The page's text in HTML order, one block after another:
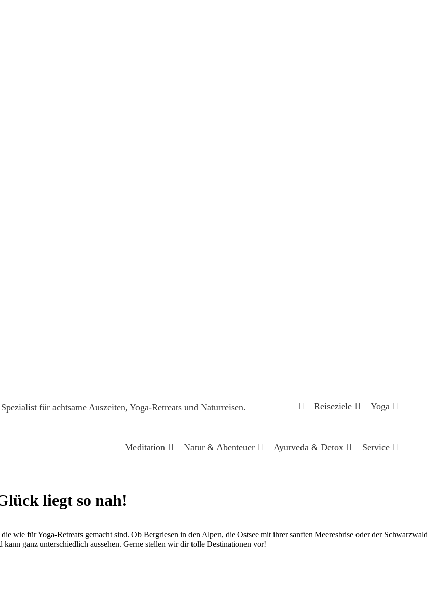
Reiseziele Yoga
Meditation Natur & Abenteuer Ayurveda & Detox Service
liegt so nah!
wie für Yoga-Retreats gemacht sind. Ob Bergriesen in den Alpen, die Ostsee mit ihrer sanften Meeresbrise oder der Schwarzwald
ganz unterschiedlich aussehen. Gerne stellen wir dir tolle Destinationen vor!